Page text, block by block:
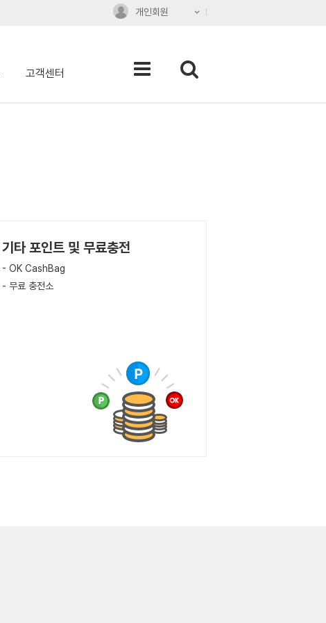
개인회원
고객센터
기타 포인트 및 무료충전
OK CashBag
무료 충전소